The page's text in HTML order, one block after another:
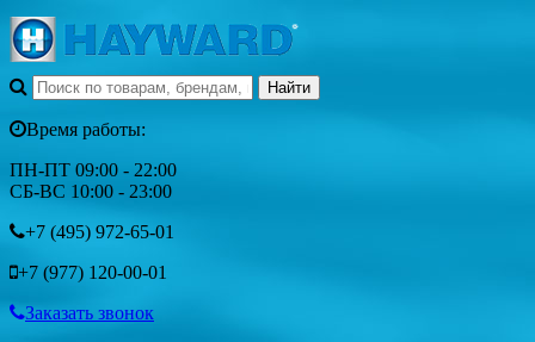
Время работы:
ПН-ПТ 09:00 - 22:00
СБ-ВС 10:00 - 23:00
+7 (495) 972-65-01
+7 (977) 120-00-01
Заказать звонок